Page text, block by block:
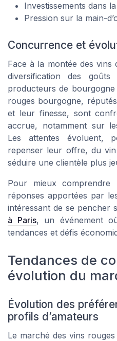
Investissements dans
Pression sur la main-
Concurrence et
Face à la montée des
diversification des goûts
producteurs de
rouges bourgogne,
et leur finesse, sont
accrue, notamment sur
Les attentes évoluent,
repenser leur offre, du
séduire une clientèle plus
Pour mieux
réponses apportées par
intéressant de se pencher
à Paris, un événement
tendances et défis
Tendances de
évolution du
Évolution des
profils d’amateurs
Le marché des vins